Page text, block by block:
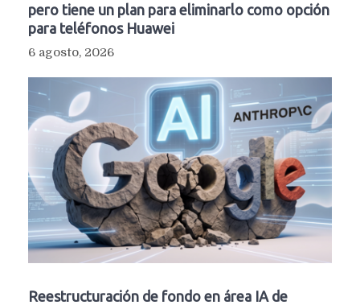
pero tiene un plan para eliminarlo como opción
para teléfonos Huawei
6 agosto, 2026
Reestructuración de fondo en área IA de